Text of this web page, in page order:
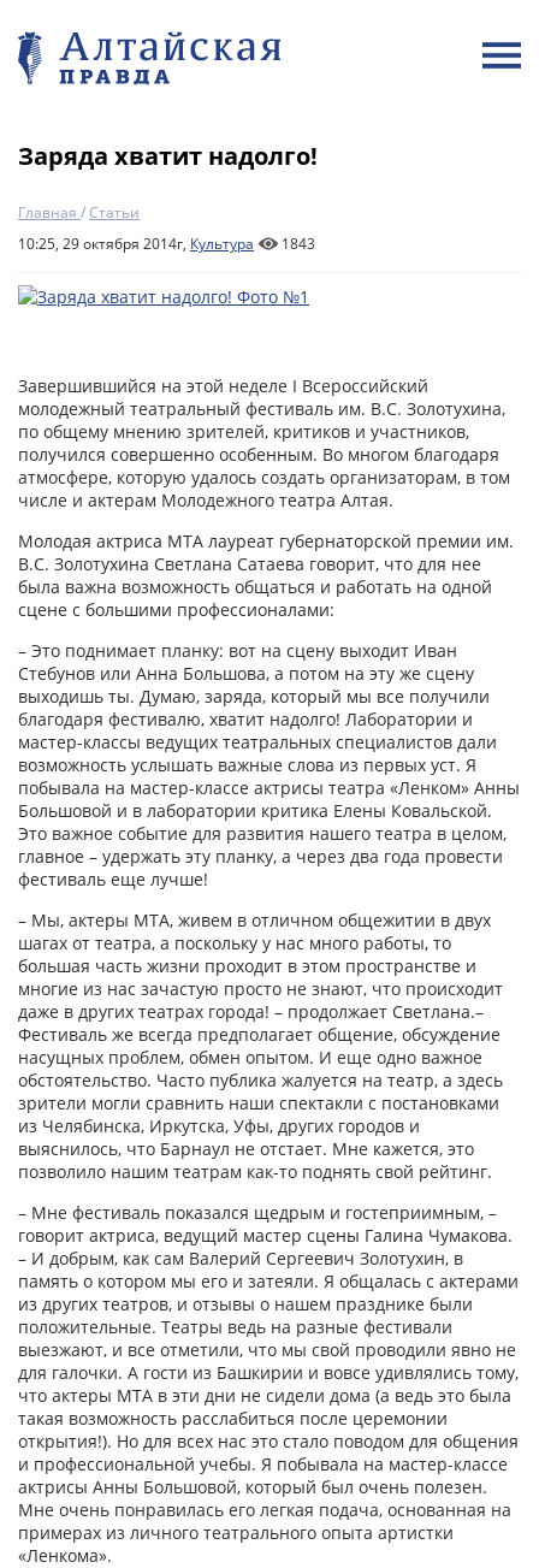
Заряда хватит надолго!
Главная /Статьи
10:25, 29 октября 2014г, Культура 1843
Завершившийся на этой неделе I Всероссийский
молодежный театральный фестиваль им. В.С. Золотухина,
по общему мнению зрителей, критиков и участников,
получился совершенно особенным. Во многом благодаря
атмосфере, которую удалось создать организаторам, в том
числе и актерам Молодежного театра Алтая.
Молодая актриса МТА лауреат губернаторской премии им.
В.С. Золотухина Светлана Сатаева говорит, что для нее
была важна возможность общаться и работать на одной
сцене с большими профессионалами:
– Это поднимает планку: вот на сцену выходит Иван
Стебунов или Анна Большова, а потом на эту же сцену
выходишь ты. Думаю, заряда, который мы все получили
благодаря фестивалю, хватит надолго! Лаборатории и
мастер-классы ведущих театральных специалистов дали
возможность услышать важные слова из первых уст. Я
побывала на мастер-классе актрисы театра «Ленком» Анны
Большовой и в лаборатории критика Елены Ковальской.
Это важное событие для развития нашего театра в целом,
главное – удержать эту планку, а через два года провести
фестиваль еще лучше!
– Мы, актеры МТА, живем в отличном общежитии в двух
шагах от театра, а поскольку у нас много работы, то
большая часть жизни проходит в этом пространстве и
многие из нас зачастую просто не знают, что происходит
даже в других театрах города! – продолжает Светлана.–
Фестиваль же всегда предполагает общение, обсуждение
насущных проблем, обмен опытом. И еще одно важное
обстоятельство. Часто публика жалуется на театр, а здесь
зрители могли сравнить наши спектакли с постановками
из Челябинска, Иркутска, Уфы, других городов и
выяснилось, что Барнаул не отстает. Мне кажется, это
позволило нашим театрам как-то поднять свой рейтинг.
– Мне фестиваль показался щедрым и гостеприимным, –
говорит актриса, ведущий мастер сцены Галина Чумакова.
– И добрым, как сам Валерий Сергеевич Золотухин, в
память о котором мы его и затеяли. Я общалась с актерами
из других театров, и отзывы о нашем празднике были
положительные. Театры ведь на разные фестивали
выезжают, и все отметили, что мы свой проводили явно не
для галочки. А гости из Башкирии и вовсе удивлялись тому,
что актеры МТА в эти дни не сидели дома (а ведь это была
такая возможность расслабиться после церемонии
открытия!). Но для всех нас это стало поводом для общения
и профессиональной учебы. Я побывала на мастер-классе
актрисы Анны Большовой, который был очень полезен.
Мне очень понравилась его легкая подача, основанная на
примерах из личного театрального опыта артистки
«Ленкома».